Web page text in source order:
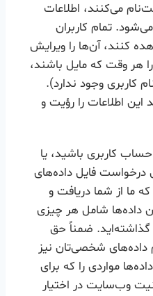
می‌کنند، اطلاعات
تمام کاربران
کنند، آن‌ها را ویرایش
هر وقت که مایل باشند،
کاربری وجود ندارد).
اطلاعات را رؤیت و
کاربری باشید، یا
درخواست فایل داده‌های
ما از شما دریافت و
داده‌ها شامل هر چیزی
ضمناً حق
داده‌های شخصی‌تان نیز
مواردی را که برای
وب‌سایت در اختیار